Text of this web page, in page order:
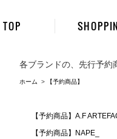
TOP
各ブランドの、先行予約
ホーム > 【予約商品】
【予約商品】A.F
【予約商品】NAPE_